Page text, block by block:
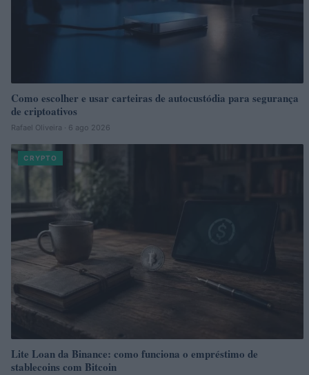
Como escolher e usar carteiras de autocustódia para segurança
de criptoativos
Rafael Oliveira · 6 ago 2026
CRYPTO
Lite Loan da Binance: como funciona o empréstimo de
stablecoins com Bitcoin